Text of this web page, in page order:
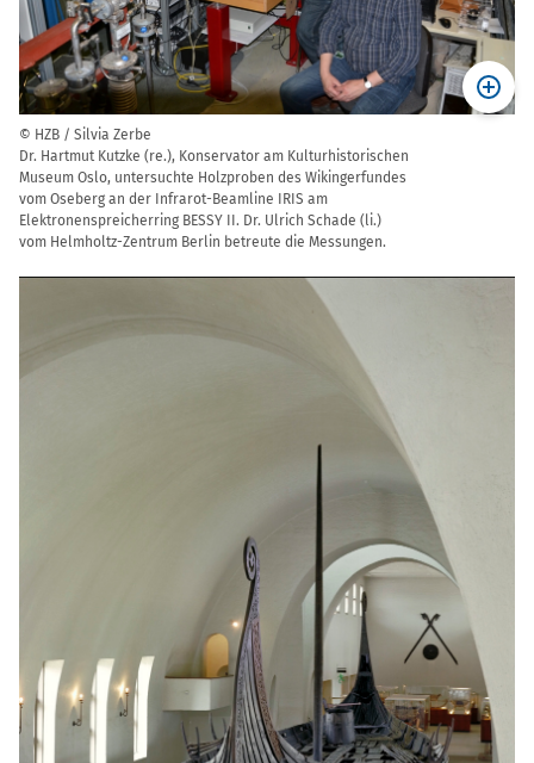
© HZB / Silvia Zerbe
Dr. Hartmut Kutzke (re.), Konservator am Kulturhistorischen
Museum Oslo, untersuchte Holzproben des Wikingerfundes
vom Oseberg an der Infrarot-Beamline IRIS am
Elektronenspreicherring BESSY II. Dr. Ulrich Schade (li.)
vom Helmholtz-Zentrum Berlin betreute die Messungen.